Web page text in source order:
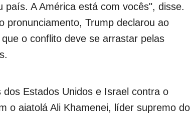
país. A América está com vocês", disse.
pronunciamento, Trump declarou ao
o conflito deve se arrastar pelas
Estados Unidos e Israel contra o
o aiatolá Ali Khamenei, líder supremo do